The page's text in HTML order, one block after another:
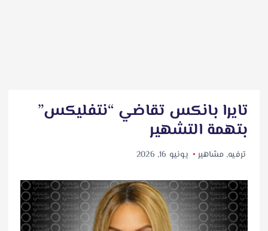
تايرا بانكس تقاضي “نتفليكس”
بتهمة التشهير
ترفيه,مشاهير يونيو 16, 2026